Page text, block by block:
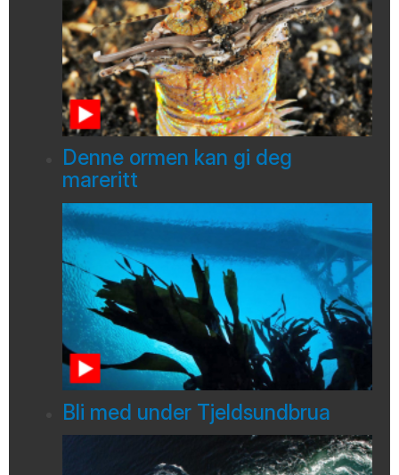
Denne ormen kan gi deg
mareritt
Bli med under Tjeldsundbrua